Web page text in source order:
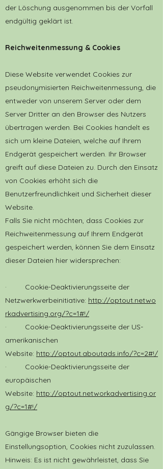
der Löschung ausgenommen bis der Vorfall
endgültig geklärt ist.
Reichweitenmessung & Cookies
Diese Website verwendet Cookies zur
pseudonymisierten Reichweitenmessung, die
entweder von unserem Server oder dem
Server Dritter an den Browser des Nutzers
übertragen werden. Bei Cookies handelt es
sich um kleine Dateien, welche auf Ihrem
Endgerät gespeichert werden. Ihr Browser
greift auf diese Dateien zu. Durch den Einsatz
von Cookies erhöht sich die
Benutzerfreundlichkeit und Sicherheit dieser
Website.
Falls Sie nicht möchten, dass Cookies zur
Reichweitenmessung auf Ihrem Endgerät
gespeichert werden, können Sie dem Einsatz
dieser Dateien hier widersprechen:
· Cookie-Deaktivierungsseite der
Netzwerkwerbeinitiative: http://optout.netwo
rkadvertising.org/?c=1#!/
· Cookie-Deaktivierungsseite der US-
amerikanischen
Website: http://optout.aboutads.info/?c=2#!/
· Cookie-Deaktivierungsseite der
europäischen
Website: http://optout.networkadvertising.or
g/?c=1#!/
Gängige Browser bieten die
Einstellungsoption, Cookies nicht zuzulassen.
Hinweis: Es ist nicht gewährleistet, dass Sie